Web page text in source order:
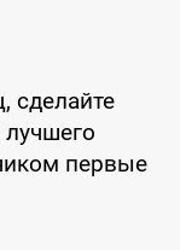
сделайте
первые